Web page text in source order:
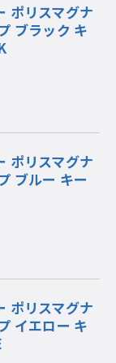
ポリスマグナ
ブラック キ
ポリスマグナ
ブルー キー
ポリスマグナ
イエロー キ